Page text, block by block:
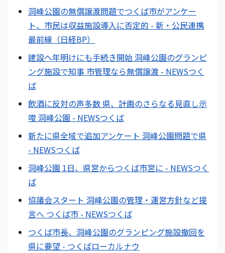
洞峰公園の無償譲渡問題でつくば市がアンケー
ト、市民は収益施設導入に否定的 - 新・公民連携
最前線（日経BP）
建設へ年明けにも手続き開始 洞峰公園のグランピ
ング施設で知事 市管理なら無償譲渡 - NEWSつく
ば
飲酒に反対の声多数 県、計画のさらなる見直し示
唆 洞峰公園 - NEWSつくば
新たに県全域で追加アンケート 洞峰公園問題で県
- NEWSつくば
洞峰公園 1日、県営からつくば市営に - NEWSつく
ば
協議会スタート 洞峰公園の管理・運営方針など提
言へ つくば市 - NEWSつくば
つくば市長、洞峰公園のグランピング施設撤回を
県に要望 - つくばローカルナウ